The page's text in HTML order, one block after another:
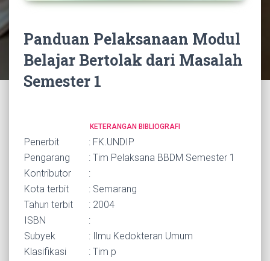
Panduan Pelaksanaan Modul
Belajar Bertolak dari Masalah
Semester 1
KETERANGAN BIBLIOGRAFI
Penerbit
: FK.UNDIP
Pengarang
: Tim Pelaksana BBDM Semester 1
Kontributor
:
Kota terbit
: Semarang
Tahun terbit
: 2004
ISBN
:
Subyek
: Ilmu Kedokteran Umum
Klasifikasi
: Tim p